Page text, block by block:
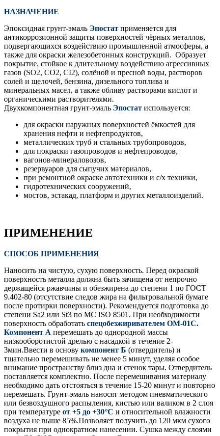
НАЗНАЧЕНИЕ
Эпоксидная грунт-эмаль Эпостат применяется для
антикоррозионной защиты поверхностей чёрных металлов,
подвергающихся воздействию промышленной атмосферы, а
также для окраски железобетонных конструкций. Образует
покрытие, стойкое к длительному воздействию агрессивных
газов (SO2, CO2, CI2), солёной и пресной воды, растворов
солей и щелочей, бензина, дизельного топлива и
минеральных масел, а также обливу растворами кислот и
органическими растворителями.
Двухкомпонентная грунт-эмаль Эпостат используется:
для окраски наружных поверхностей ёмкостей для
хранения нефти и нефтепродуктов,
металлических труб и стальных трубопроводов,
для покраски газопроводов и нефтепроводов,
вагонов-минераловозов,
резервуаров для сыпучих материалов,
при ремонтной окраске автотехники и с/х техники,
гидротехнических сооружений,
мостов, эстакад, платформ и других металлоизделий.
ПРИМЕНЕНИЕ
СПОСОБ ПРИМЕНЕНИЯ
Наносить на чистую, сухую поверхность. Перед окраской
поверхность металла должна быть зачищена от непрочно
держащейся ржавчины и обезжирена до степени 1 по ГОСТ
9.402-80 (отсутствие следов жира на фильтровальной бумаге
после протирки поверхности). Рекомендуется подготовка до
степени Sa2 или St3 по МС ISO 8501. При необходимости
поверхность обработать спецобезжиривателем ОМ-01С.
Компонент А перемешать до однородной массы
низкооборотистой дрелью с насадкой в течение 2-
3мин.Ввести в основу компонент Б (отвердитель) и
тщательно перемешивать не менее 5 минут, уделяя особое
внимание пространству близ дна и стенок тары. Отвердитель
поставляется комплектно. После перемешивания материалу
необходимо дать отстояться в течение 15-20 минут и повторно
перемешать. Грунт-эмаль наносят методом пневматического
или безвоздушного распыления, кистью или валиком в 2 слоя
при температуре от +5 до +30°С и относительной влажности
воздуха не выше 85%.Позволяет получить до 120 мкм сухого
покрытия при однократном нанесении. Сушка между слоями